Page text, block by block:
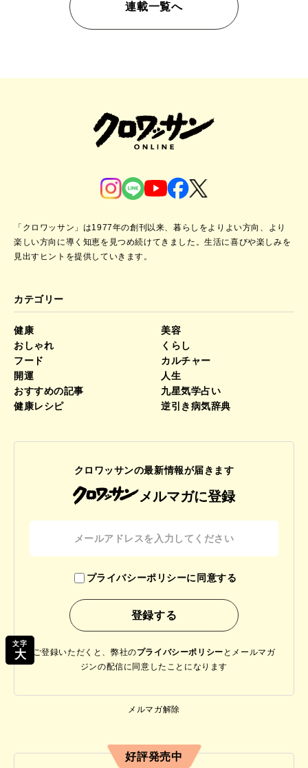
文字
大
連載一覧へ
「クロワッサン」は1977年の創刊以来、暮らしをよりよい方向、より
楽しい方向に導く知恵を見つめ続けてきました。生活に喜びや楽しみを
見出すヒントを提供していきます。
カテゴリー
健康
美容
おしゃれ
くらし
フード
カルチャー
開運
人生
おすすめの記事
九星気学占い
健康レシピ
逆引き病気辞典
クロワッサンの最新情報が届きます
メルマガに登録
プライバシーポリシーに同意する
ご登録いただくと、弊社のプライバシーポリシー と メールマガ
ジンの配信に同意したことになります
メルマガ解除
好評発売中